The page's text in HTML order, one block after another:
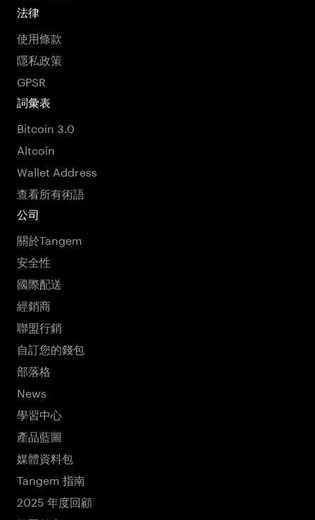
法律
使用條款
隱私政策
GPSR
詞彙表
Bitcoin 3.0
Altcoin
Wallet Address
查看所有術語
公司
關於Tangem
安全性
國際配送
經銷商
聯盟行銷
自訂您的錢包
部落格
News
學習中心
產品藍圖
媒體資料包
Tangem 指南
2025 年度回顧